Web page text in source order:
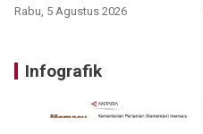
Rabu, 5 Agustus 2026
Infografik